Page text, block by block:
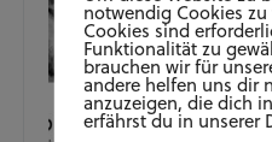
notwendig Cookies
Cookies sind
Funktionalität zu
brauchen wir für
andere helfen uns dir
anzuzeigen, die dich
erfährst du in unserer